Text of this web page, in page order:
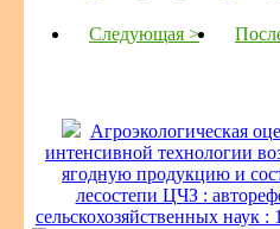
Следующая >
Агроэкологическая
интенсивной технологии
ягодную продукцию и
лесостепи ЦЧЗ :
сельскохозяйственных наук :